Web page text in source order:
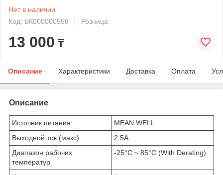
Нет в наличии
Код: БК000000558
Розница
13 000 ₸
Описание Характеристики Доставка Оплата
Описание
Источник питания
MEAN WELL
Выходной ток (макс)
2.5A
Диапазон рабочих
температур
-25°C ~ 85°C (With Derating)